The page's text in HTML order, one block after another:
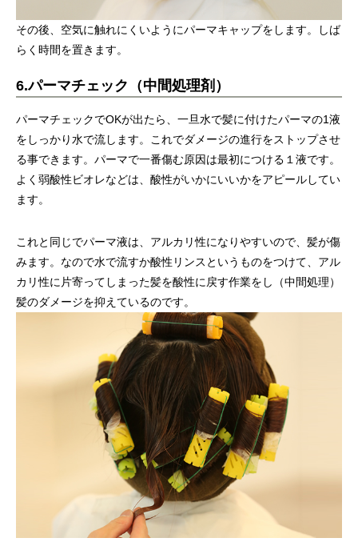
その後、空気に触れにくいようにパーマキャップをします。しば
らく時間を置きます。
6.パーマチェック（中間処理剤）
パーマチェックでOKが出たら、一旦水で髪に付けたパーマの1液
をしっかり水で流します。これでダメージの進行をストップさせ
る事できます。パーマで一番傷む原因は最初につける１液です。
よく弱酸性ビオレなどは、酸性がいかにいいかをアピールしてい
ます。
これと同じでパーマ液は、アルカリ性になりやすいので、髪が傷
みます。なので水で流すか酸性リンスというものをつけて、アル
カリ性に片寄ってしまった髪を酸性に戻す作業をし（中間処理）
髪のダメージを抑えているのです。